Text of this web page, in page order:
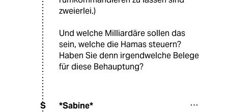
zweierlei.)
Und welche Milliardäre sollen das
sein, welche die Hamas steuern?
Haben Sie denn irgendwelche Belege
für diese Behauptung?
S *Sabine*